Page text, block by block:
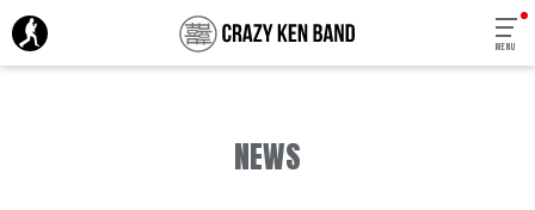
MENU
NEWS